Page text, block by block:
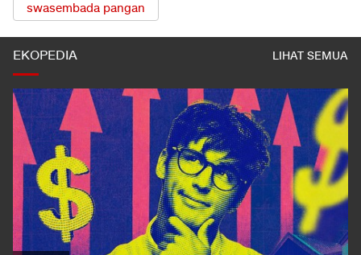
swasembada pangan
EKOPEDIA LIHAT SEMUA